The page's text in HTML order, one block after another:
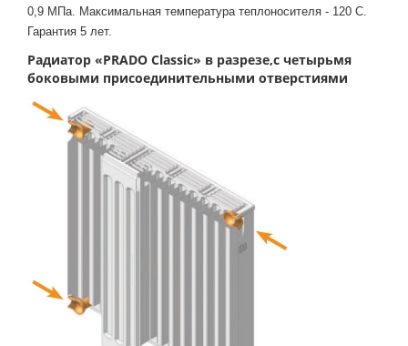
0,9 МПа. Максимальная температура теплоносителя - 120 С.
Гарантия 5 лет.
Радиатор «PRADO Classic» в разрезе,с четырьмя
боковыми присоединительными отверстиями